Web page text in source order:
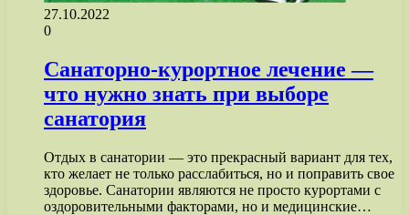
27.10.2022
0
Санаторно-курортное лечение —
что нужно знать при выборе
санатория
Отдых в санатории — это прекрасный вариант для тех,
кто желает не только расслабиться, но и поправить свое
здоровье. Санатории являются не просто курортами с
оздоровительными факторами, но и медицинские…